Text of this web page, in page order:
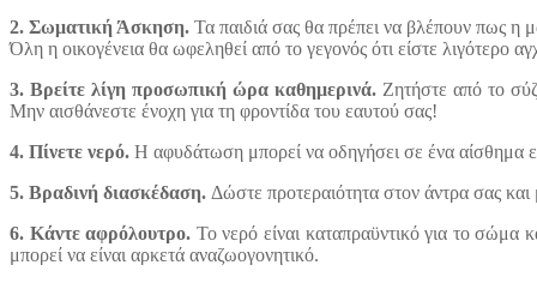
2. Σωματική Άσκηση. Τα παιδιά σας θα πρέπει να βλέπουν πως η
Όλη η οικογένεια θα ωφεληθεί από το γεγονός ότι είστε λιγότερο
3. Βρείτε λίγη προσωπική ώρα καθημερινά.Ζητήστε από το
Μην αισθάνεστε ένοχη για τη φροντίδα του εαυτού σας!
4. Πίνετε νερό. Η αφυδάτωση μπορεί να οδηγήσει σε ένα αίσθημα
5. Βραδινή διασκέδαση. Δώστε προτεραιότητα στον άντρα σας
6. Κάντε αφρόλουτρο. Το νερό είναι καταπραϋντικό για το σώμα
μπορεί να είναι αρκετά αναζωογονητικό.